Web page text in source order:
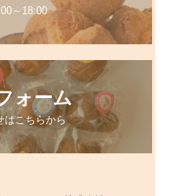
～18:00
ォーム
はこちらから